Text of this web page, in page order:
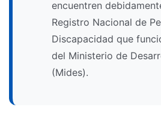
encuentren
Registro Nacional de
Discapacidad que
del Ministerio de
(Mides).